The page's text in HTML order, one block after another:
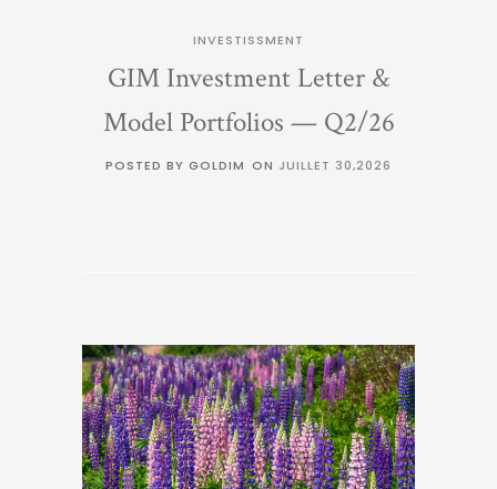
INVESTISSMENT
GIM Investment Letter &
Model Portfolios — Q2/26
POSTED BY GOLDIM ON JUILLET 30,2026